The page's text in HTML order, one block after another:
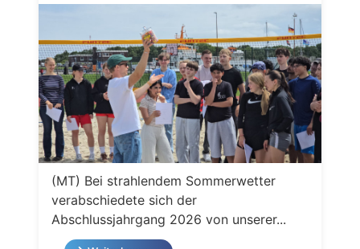
(MT) Bei strahlendem Sommerwetter
verabschiedete sich der
Abschlussjahrgang 2026 von unserer...